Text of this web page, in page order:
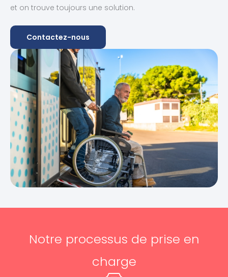
et on trouve toujours une solution.
Contactez-nous
Notre processus de prise en
charge